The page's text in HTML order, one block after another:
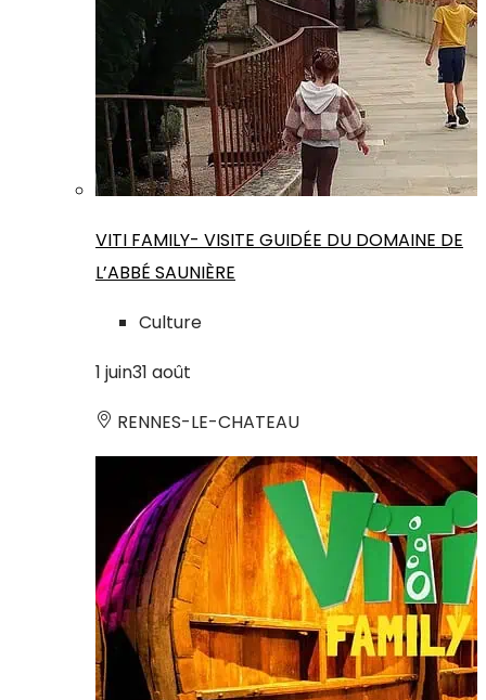
VITI FAMILY- VISITE GUIDÉE DU DOMAINE DE
L’ABBÉ SAUNIÈRE
Culture
1 juin31 août
RENNES-LE-CHATEAU